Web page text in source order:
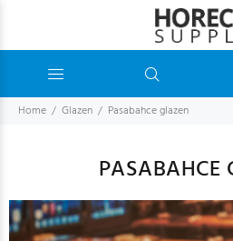
Home Glazen Pasabahce glazen
PASABAHCE